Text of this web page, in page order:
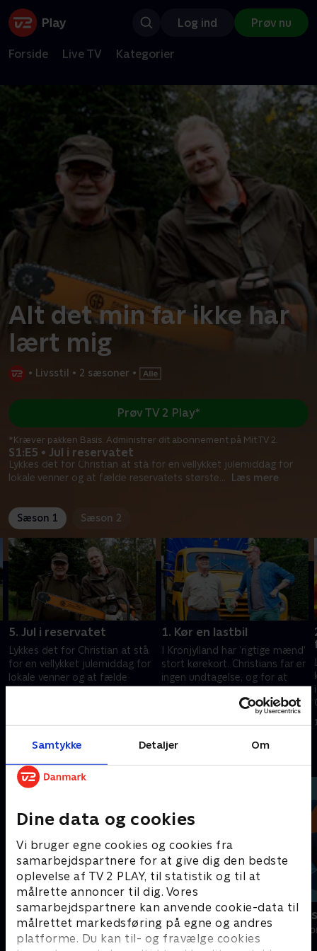
Samtykke Detaljer Om
Dine data og cookies
Vi bruger egne cookies og cookies fra
samarbejdspartnere for at give dig den bedste
oplevelse af TV 2 PLAY, til statistik og til at
målrette annoncer til dig. Vores
samarbejdspartnere kan anvende cookie-data til
målrettet markedsføring på egne og andres
platforme. Du kan til- og fravælge cookies
Log ind Prøv nu
Forside Live TV Kategorier
Alt det min far ikke har
lært mig
• Livsstil • 2 sæsoner •
S1:E5 • Jul i reservatet
Lykkes det for Christian at stå for en vellykket julemiddag for
lokale venner og at fælde reservatets største... Læs mere
Prøv TV 2 Play*
*Kræver pakken Basis. Administrer dit abonnement på Mit TV 2.
Sæson 1 Sæson 2
5. Jul i reservatet
Lykkes det for Christian at stå
for en vellykket julemiddag for
lokale venner og at fælde
reservatets største juletræ til
1. Kør en lastbil
I Kronjylland har ’rigtige mænd’
stort kørekort. Christians far er
ingen undtagelse, og for at
bevise sit værd vil Christian nu
lære at køre en veteranlastbil.
15. marts 2022 • 40 min
Degn vil være far
Livsstil • 1 sæsoner
Hvad
Livsstil • 1